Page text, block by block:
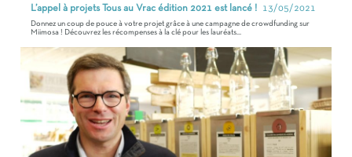
L’appel à projets Tous au Vrac édition 2021 est lancé ! 13/05/2021
Donnez un coup de pouce à votre projet grâce à une campagne de crowdfunding sur
Miimosa ! Découvrez les récompenses à la clé pour les lauréats...